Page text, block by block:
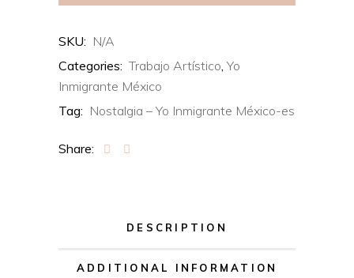
–
Chilango
quantity
SKU: N/A
Categories: Trabajo Artístico ,Yo
Inmigrante México
Tag: Nostalgia – Yo Inmigrante México-es
Share:
DESCRIPTION
ADDITIONAL INFORMATION